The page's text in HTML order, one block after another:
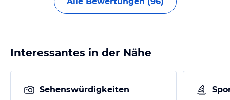
Interessantes in der Nähe
Sehenswürdigkeiten